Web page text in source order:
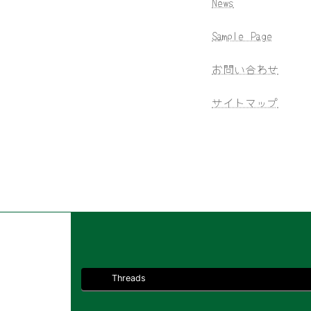
Sample Page
お問い合わせ
サイトマップ
Threads